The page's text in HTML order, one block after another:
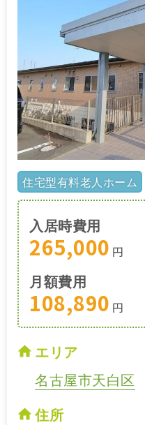
住宅型有料老人ホーム
入居時費用
265,000 円
月額費用
108,890 円
エリア
名古屋市天白区
住所